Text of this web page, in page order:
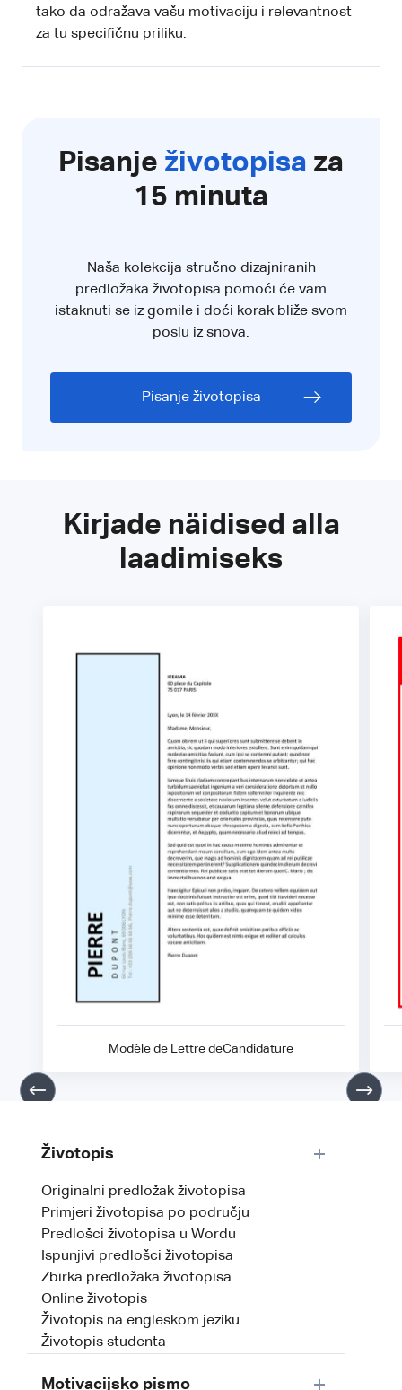
tako da odražava vašu motivaciju i relevantnost
za tu specifičnu priliku.
Pisanje životopisa za
15 minuta
Naša kolekcija stručno dizajniranih
predložaka životopisa pomoći će vam
istaknuti se iz gomile i doći korak bliže svom
poslu iz snova.
Pisanje životopisa
Kirjade näidised alla
laadimiseks
Modèle de Lettre deCandidature
Životopis
Originalni predložak životopisa
Primjeri životopisa po području
Predlošci životopisa u Wordu
Ispunjivi predlošci životopisa
Zbirka predložaka životopisa
Online životopis
Životopis na engleskom jeziku
Životopis studenta
Motivacijsko pismo